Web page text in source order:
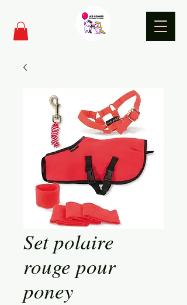
Set polaire
rouge pour
poney